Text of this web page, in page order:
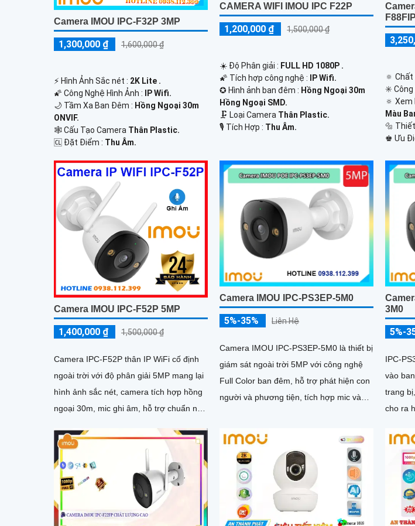
Camera IMOU IPC-F32P 3MP
1,300,000 ₫ 1,600,000 ₫
️⚡ Hình Ảnh Sắc nét : 2K Lite .
🌠 Công Nghệ Hình Ảnh : IP Wifi.
🌙 Tầm Xa Ban Đêm : Hồng Ngoại 30m
ONVIF.
🕸️ Cấu Tạo Camera Thân Plastic.
️🆑 Đặt Điểm : Thu Âm.
CAMERA WIFI IMOU IPC F22P
1,200,000 ₫ 1,500,000 ₫
☀️ Độ Phân giải : FULL HD 1080P .
🌠 Tích hợp công nghệ :
IP Wifi.
✪ Hình ảnh ban đêm : Hồng Ngoại 30m
Hồng Ngoại SMD.
🗜️ Loại Camera Thân Plastic.
️🎙 Tích Hợp : Thu Âm.
🔅
✳️ Công
🔅 Xem
Màu
🔩
️♚ Ưu
Camera IMOU IPC-F52P 5MP
1,400,000 ₫ 1,500,000 ₫
Camera IPC-F52P thân IP WiFi cố định
ngoài trời với độ phân giải 5MP mang lại
hình ảnh sắc nét, camera tích hợp hồng
ngoại 30m, mic ghi âm, hỗ trợ chuẩn nén
Camera IMOU IPC-PS3EP-5M0
5%-35% Liên Hệ
Camera IMOU IPC-PS3EP-5M0 là thiết bị
giám sát ngoài trời 5MP với công nghệ
Full Color ban đêm, hỗ trợ phát hiện con
người và phương tiện, tích hợp mic và
phòng
3M0
5%-
IPC-
vào
trang
cho ra